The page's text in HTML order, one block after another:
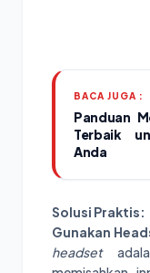
BACA JUGA :
Panduan
Terbaik
Anda
Solusi Praktis:
Gunakan
headset